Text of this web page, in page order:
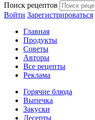
Поиск рецептов
Войти Зарегистрироваться
Главная
Продукты
Советы
Авторы
Все рецепты
Реклама
Горячие блюда
Выпечка
Закуски
Десерты